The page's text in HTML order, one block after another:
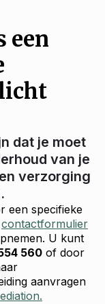
een
dat je moet
van je
verzorging
een specifieke
contactformulier
U kunt
560 of door
aanvragen